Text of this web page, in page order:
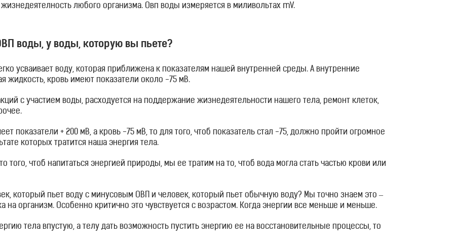
любого организма. Овп воды измеряется в миливольтах mV.
воды, у воды, которую вы пьете?
усваивает воду, которая приближена к показателям нашей внутренней среды. А внутренние
жидкость, кровь имеют показатели около -75 мВ.
с участием воды, расходуется на поддержание жизнедеятельности нашего тела, ремонт клеток,
показатели + 200 мВ, а кровь -75 мВ, то для того, чтоб показатель стал -75, должно пройти огромное
которых тратится наша энергия тела.
того, чтоб напитаться энергией природы, мы ее тратим на то, чтоб вода могла стать частью крови или
который пьет воду с минусовым ОВП и человек, который пьет обычную воду? Мы точно знаем это –
на организм. Особенно критично это чувствуется с возрастом. Когда энергии все меньше и меньше.
тела впустую, а телу дать возможность пустить энергию ее на восстановительные процессы, то